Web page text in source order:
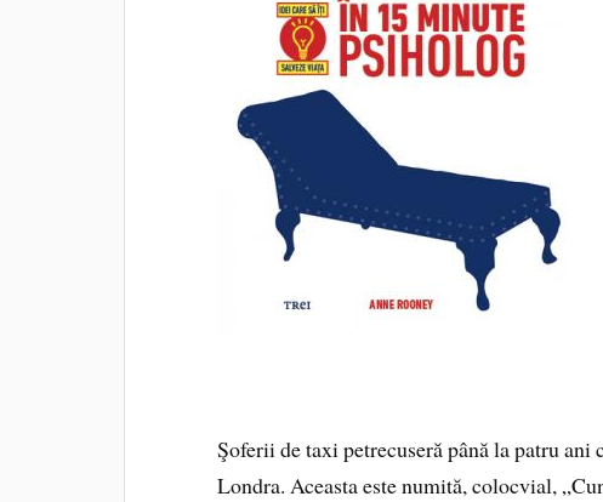
Şoferii de taxi petrecuseră până la patru ani
Londra. Aceasta este numită, colocvial,